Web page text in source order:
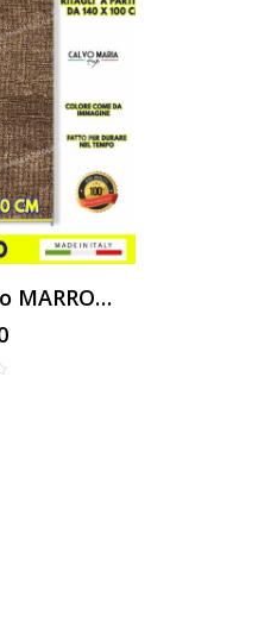
Tessuto Al Metro MARRONE Per Tappezzeria Arredo Vellutino Per Divani E Poltrone